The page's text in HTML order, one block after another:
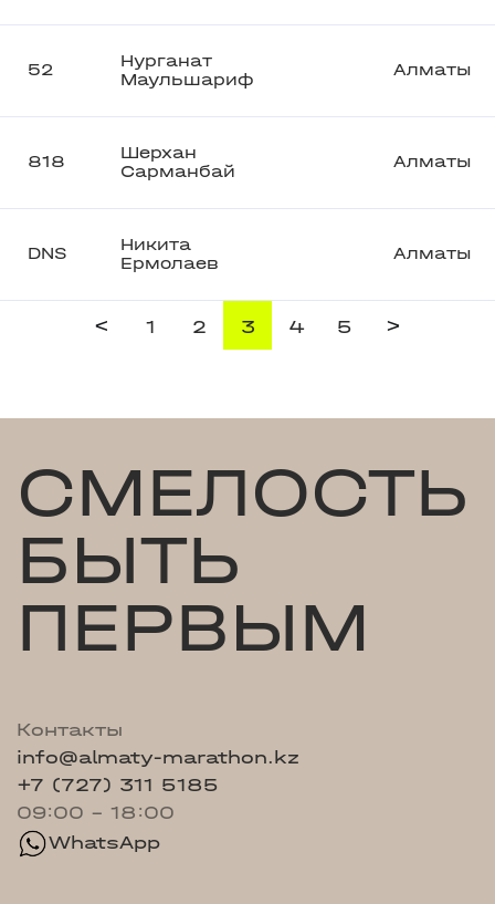
52
Нурганат
Маульшариф
Алматы
818
Шерхан
Сарманбай
Алматы
DNS
Никита
Ермолаев
Алматы
< 1 2 3 4 5 >
СМЕЛОСТЬ
БЫТЬ
ПЕРВЫМ
Контакты
info@almaty-marathon.kz
+7 (727) 311 5185
09:00 - 18:00
WhatsApp